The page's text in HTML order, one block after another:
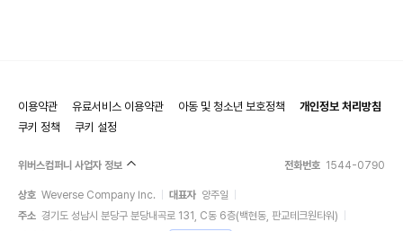
이용약관 유료서비스 이용약관 아동 및 청소년 보호정책
개인정보 처리방침
쿠키 정책
쿠키 설정
위버스컴퍼니 사업자 정보 전화번호 1544-0790
상호 Weverse Company Inc. 대표자 양주일
주소 경기도 성남시 분당구 분당내곡로 131, C동 6층(백현동, 판교테크원타워)